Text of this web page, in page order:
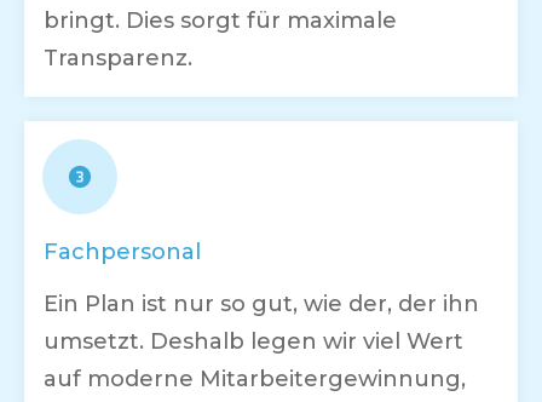
bringt. Dies sorgt für maximale
Transparenz.
Fachpersonal
Ein Plan ist nur so gut, wie der, der ihn
umsetzt. Deshalb legen wir viel Wert
auf moderne Mitarbeitergewinnung,